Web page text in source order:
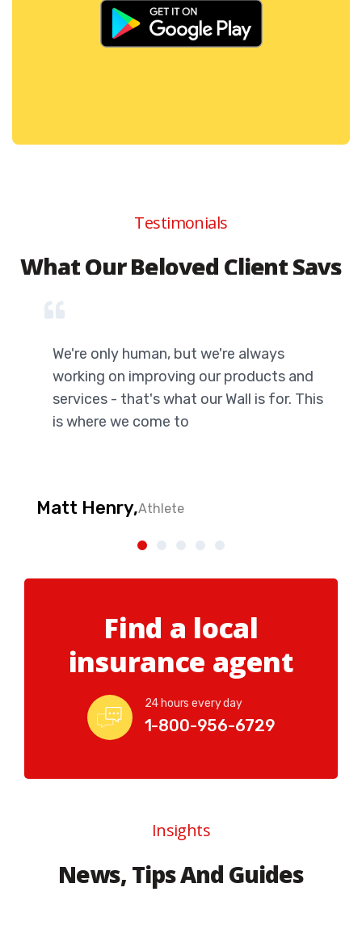
Testimonials
What Our Beloved Client Says
We're only human, but we're always
working on improving our products and
services - that's what our Wall is for. This
is where we come to
Matt Henry,Athlete
Find a local
insurance agent
24 hours every day
1-800-956-6729
Insights
News, Tips And Guides